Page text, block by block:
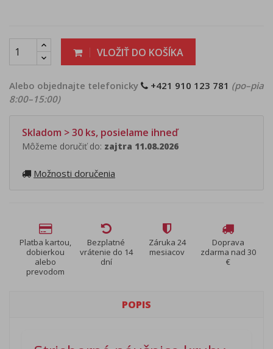
VLOŽIŤ DO KOŠÍKA
Alebo objednajte telefonicky +421 910 123 781 (po–pia
8:00–15:00)
Skladom > 30 ks, posielame ihneď
Môžeme doručiť do: zajtra 11.08.2026
Možnosti doručenia
Platba kartou,
dobierkou
alebo
prevodom
Bezplatné
vrátenie do 14
dní
Záruka 24
mesiacov
Doprava
zdarma nad 30
€
POPIS